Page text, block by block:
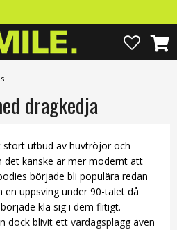
dragkedja
stort utbud av huvtröjor och
kanske är mer modernt att
började bli populära redan
uppsving under 90-talet då
klä sig i dem flitigt.
dock blivit ett vardagsplagg även